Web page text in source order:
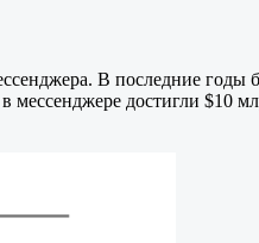
В последние годы
достигли $10